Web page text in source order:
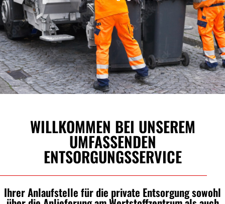
WILLKOMMEN BEI UNSEREM
UMFASSENDEN
ENTSORGUNGSSERVICE
Ihrer Anlaufstelle für die private Entsorgung sowohl